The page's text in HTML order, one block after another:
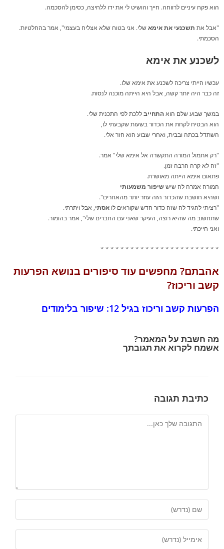
הוא פקח עיניים לרווחה. חייך והושיט לי את ידו ללחיצה, כסימן להסכמה.
"אבל את תשכנעי את אימאשלי. אני בטוח שלא אצליח בעצמי", אמר בהחלטיות.
הסכמתי.
לשכנע את אימא
עכשיו הייתי צריכה לשכנע את אימא שלו.
זה כבר היה יותר קשה, אבל היא הייתה מוכנה לנסות.
במשך שבוע שלם הואהתחייבללכת לפי התכנית שלי.
הוא הבטיח לקחת את הכדור בשעות שקבעתי לו,
השתדל בכתה ובבית, ואחרי שבוע הוא חזר אלי.
"רק אתמול המורה התקשרה אל אימא שלי" אמר.
"זה לא קרה הרבה זמן.
פתאום אימא הייתה מאושרת.
המורה אמרה לה שיששיפור משמעותי
ושהיא חושבת שהכדור הזה עוזר יותר מהאחרים".
"רציתי להגיד לה שזה כדור חדש שקוראים לו אסתי, אבל ויתרתי.
שתחשוב מה שהיא רוצה, העיקר שאני עם החברים שלי", אמר בהומור.
ואני חייכתי.
* * * * * * * * * * * * * * * * * * * * * * * *
אהבתם? מחפשים עוד סיפורים בנושא הפרעות
קשב וריכוז?
הפרעות קשב וריכוז בגיל 12: שיפור בלימודים
מה חשבת על המאמר?
אשמח לקרוא את תגובתך
כתיבת תגובה